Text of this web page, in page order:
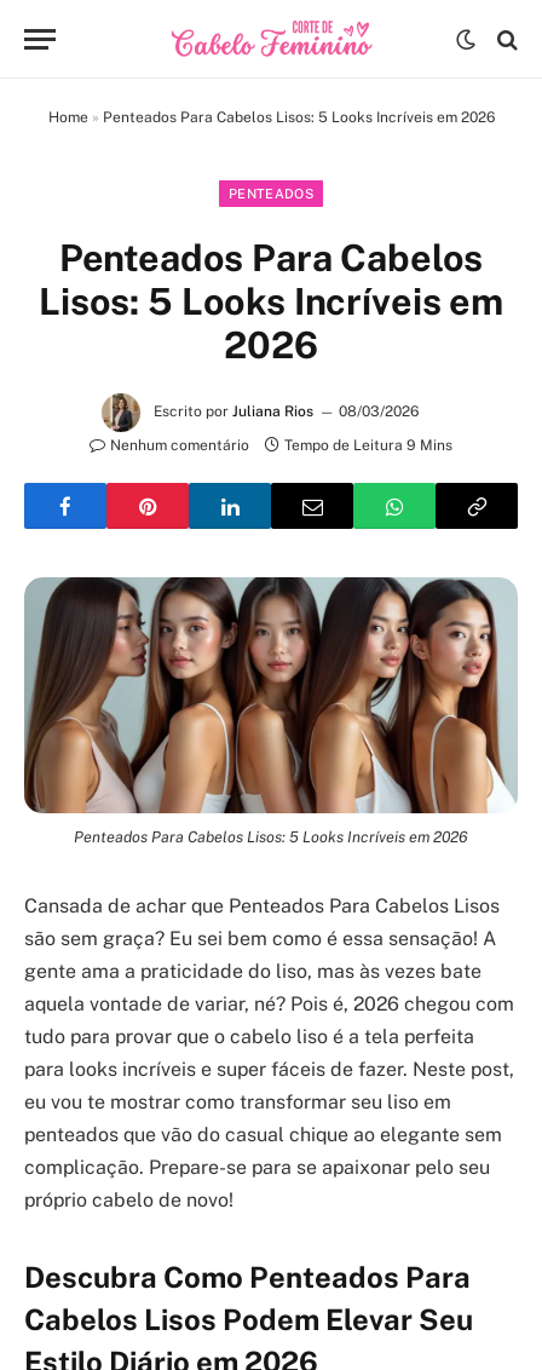
Home» Penteados Para Cabelos Lisos: 5 Looks Incríveis em 2026
PENTEADOS
Penteados Para Cabelos
Lisos: 5 Looks Incríveis em
2026
Escrito por Juliana Rios
08/03/2026
Nenhum comentário
Tempo de Leitura 9 Mins
Penteados Para Cabelos Lisos: 5 Looks Incríveis em 2026
Cansada de achar que Penteados Para Cabelos Lisos
são sem graça? Eu sei bem como é essa sensação! A
gente ama a praticidade do liso, mas às vezes bate
aquela vontade de variar, né? Pois é, 2026 chegou com
tudo para provar que o cabelo liso é a tela perfeita
para looks incríveis e super fáceis de fazer. Neste post,
eu vou te mostrar como transformar seu liso em
penteados que vão do casual chique ao elegante sem
complicação. Prepare-se para se apaixonar pelo seu
próprio cabelo de novo!
Descubra Como Penteados Para
Cabelos Lisos Podem Elevar Seu
Estilo Diário em 2026